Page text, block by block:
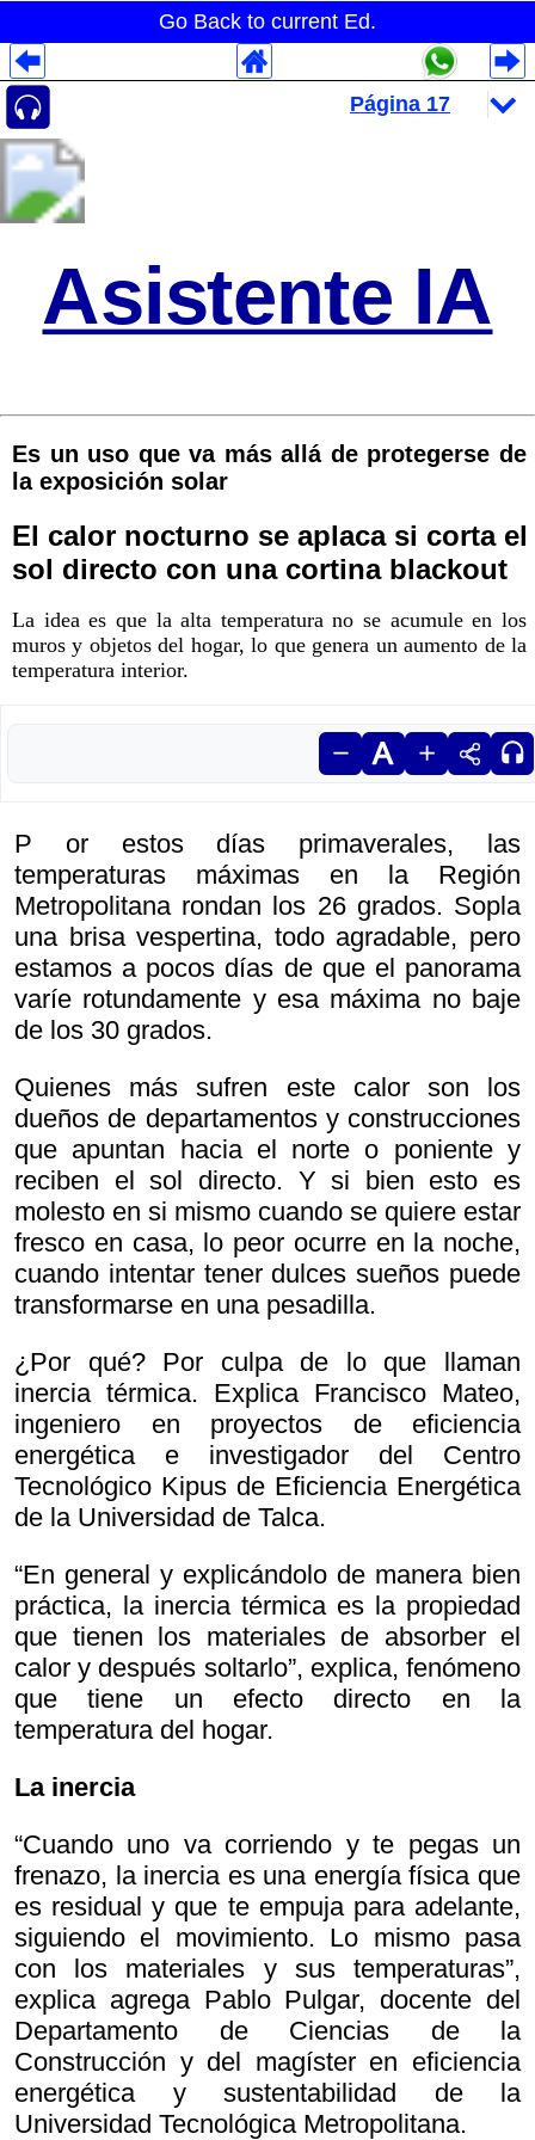
Go Back to current Ed.
Asistente IA
Es un uso que va más allá de protegerse de
la exposición solar
El calor nocturno se aplaca si corta el
sol directo con una cortina blackout
La idea es que la alta temperatura no se acumule en los
muros y objetos del hogar, lo que genera un aumento de la
temperatura interior.
P or estos días primaverales, las
temperaturas máximas en la Región
Metropolitana rondan los 26 grados. Sopla
una brisa vespertina, todo agradable, pero
estamos a pocos días de que el panorama
varíe rotundamente y esa máxima no baje
de los 30 grados.
Quienes más sufren este calor son los
dueños de departamentos y construcciones
que apuntan hacia el norte o poniente y
reciben el sol directo. Y si bien esto es
molesto en si mismo cuando se quiere estar
fresco en casa, lo peor ocurre en la noche,
cuando intentar tener dulces sueños puede
transformarse en una pesadilla.
¿Por qué? Por culpa de lo que llaman
inercia térmica. Explica Francisco Mateo,
ingeniero en proyectos de eficiencia
energética e investigador del Centro
Tecnológico Kipus de Eficiencia Energética
de la Universidad de Talca.
“En general y explicándolo de manera bien
práctica, la inercia térmica es la propiedad
que tienen los materiales de absorber el
calor y después soltarlo”, explica, fenómeno
que tiene un efecto directo en la
temperatura del hogar.
La inercia
“Cuando uno va corriendo y te pegas un
frenazo, la inercia es una energía física que
es residual y que te empuja para adelante,
siguiendo el movimiento. Lo mismo pasa
con los materiales y sus temperaturas”,
explica agrega Pablo Pulgar, docente del
Departamento de Ciencias de la
Construcción y del magíster en eficiencia
energética y sustentabilidad de la
Universidad Tecnológica Metropolitana.
Despliegues Analytics
Despliegues Totales
Despliegues por Rubros